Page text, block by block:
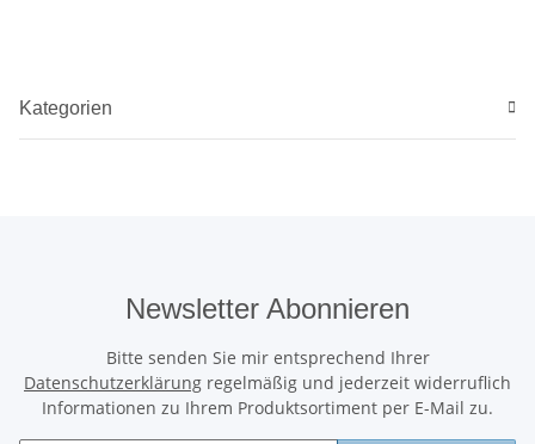
Kategorien
Newsletter Abonnieren
Bitte senden Sie mir entsprechend Ihrer
Datenschutzerklärung regelmäßig und jederzeit widerruflich
Informationen zu Ihrem Produktsortiment per E-Mail zu.